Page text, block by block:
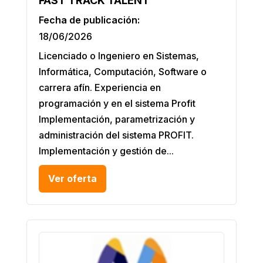
Fecha de publicación:
18/06/2026
Licenciado o Ingeniero en Sistemas,
Informática, Computación, Software o
carrera afín. Experiencia en
programación y en el sistema Profit
Implementación, parametrización y
administración del sistema PROFIT.
Implementación y gestión de...
Ver oferta